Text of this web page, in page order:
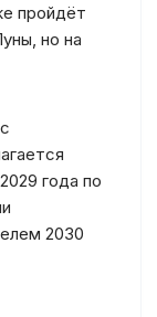
пройдёт
но на
года по
2030